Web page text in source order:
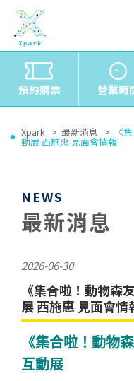
預約購票 營業時
Xpark 最新消息 《
動展 西施惠 見面會情報
NEWS
最新消息
2026-06-30
《集合啦！動物
展 西施惠 見面會情
《集合啦！動物
互動展